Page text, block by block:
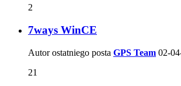
2
7ways WinCE
Autor ostatniego posta GPS Team 02-
21